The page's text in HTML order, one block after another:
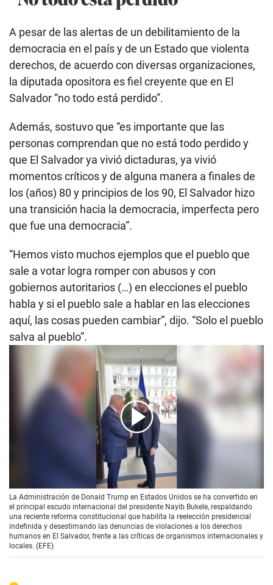
A pesar de las alertas de un debilitamiento de la
democracia en el país y de un Estado que violenta
derechos, de acuerdo con diversas organizaciones,
la diputada opositora es fiel creyente que en El
Salvador “no todo está perdido”.
Además, sostuvo que “es importante que las
personas comprendan que no está todo perdido y
que El Salvador ya vivió dictaduras, ya vivió
momentos críticos y de alguna manera a finales de
los (años) 80 y principios de los 90, El Salvador hizo
una transición hacia la democracia, imperfecta pero
que fue una democracia”.
“Hemos visto muchos ejemplos que el pueblo que
sale a votar logra romper con abusos y con
gobiernos autoritarios (…) en elecciones el pueblo
habla y si el pueblo sale a hablar en las elecciones
aquí, las cosas pueden cambiar”, dijo. “Solo el pueblo
salva al pueblo”.
La Administración de Donald Trump en Estados Unidos se ha convertido en
el principal escudo internacional del presidente Nayib Bukele, respaldando
una reciente reforma constitucional que habilita la reelección presidencial
indefinida y desestimando las denuncias de violaciones a los derechos
humanos en El Salvador, frente a las críticas de organismos internacionales y
locales. (EFE)